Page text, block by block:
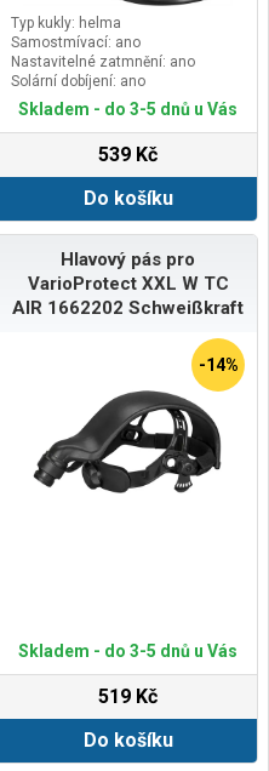
Typ kukly: helma
Samostmívací: ano
Nastavitelné zatmnění: ano
Solární dobíjení: ano
Skladem - do 3-5 dnů u Vás
539 Kč
Do košíku
Hlavový pás pro
VarioProtect XXL W TC
AIR 1662202 Schweißkraft
-14%
Skladem - do 3-5 dnů u Vás
519 Kč
Do košíku